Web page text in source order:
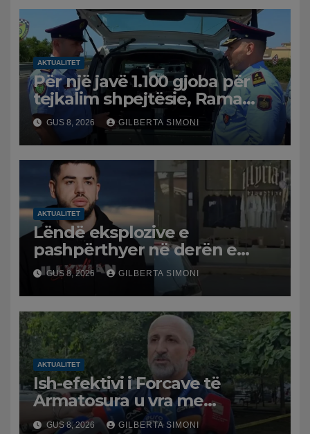
AKTUALITET
Për një javë 1.100 gjoba për
tejkalim shpejtësie, Rama
publikon videon: Kamerat e
trafikut së shpejti në
funksion
GUS 8, 2026 GILBERTA SIMONI
AKTUALITET
Lëndë eksplozive e
pashpërthyer në derën e
dyqanit të Noizyt në Durrës,
policia nis hetimet për
ngjarjen
GUS 8, 2026 GILBERTA SIMONI
AKTUALITET
Ish-efektivi i Forcave të
Armatosura u vra me
kallashnikov nga shoku i
GUS 8, 2026 GILBERTA SIMONI